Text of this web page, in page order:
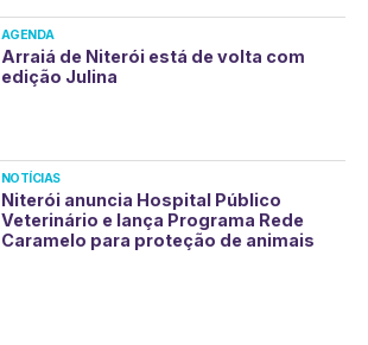
AGENDA
Arraiá de Niterói está de volta com
edição Julina
NOTÍCIAS
Niterói anuncia Hospital Público
Veterinário e lança Programa Rede
Caramelo para proteção de animais